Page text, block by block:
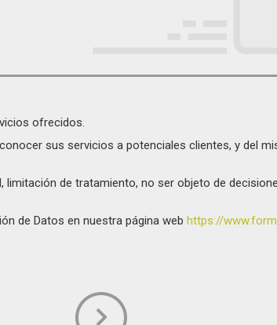
ofrecidos.
sus servicios a potenciales clientes, y del
de tratamiento, no ser objeto de
de Datos en nuestra página web https://